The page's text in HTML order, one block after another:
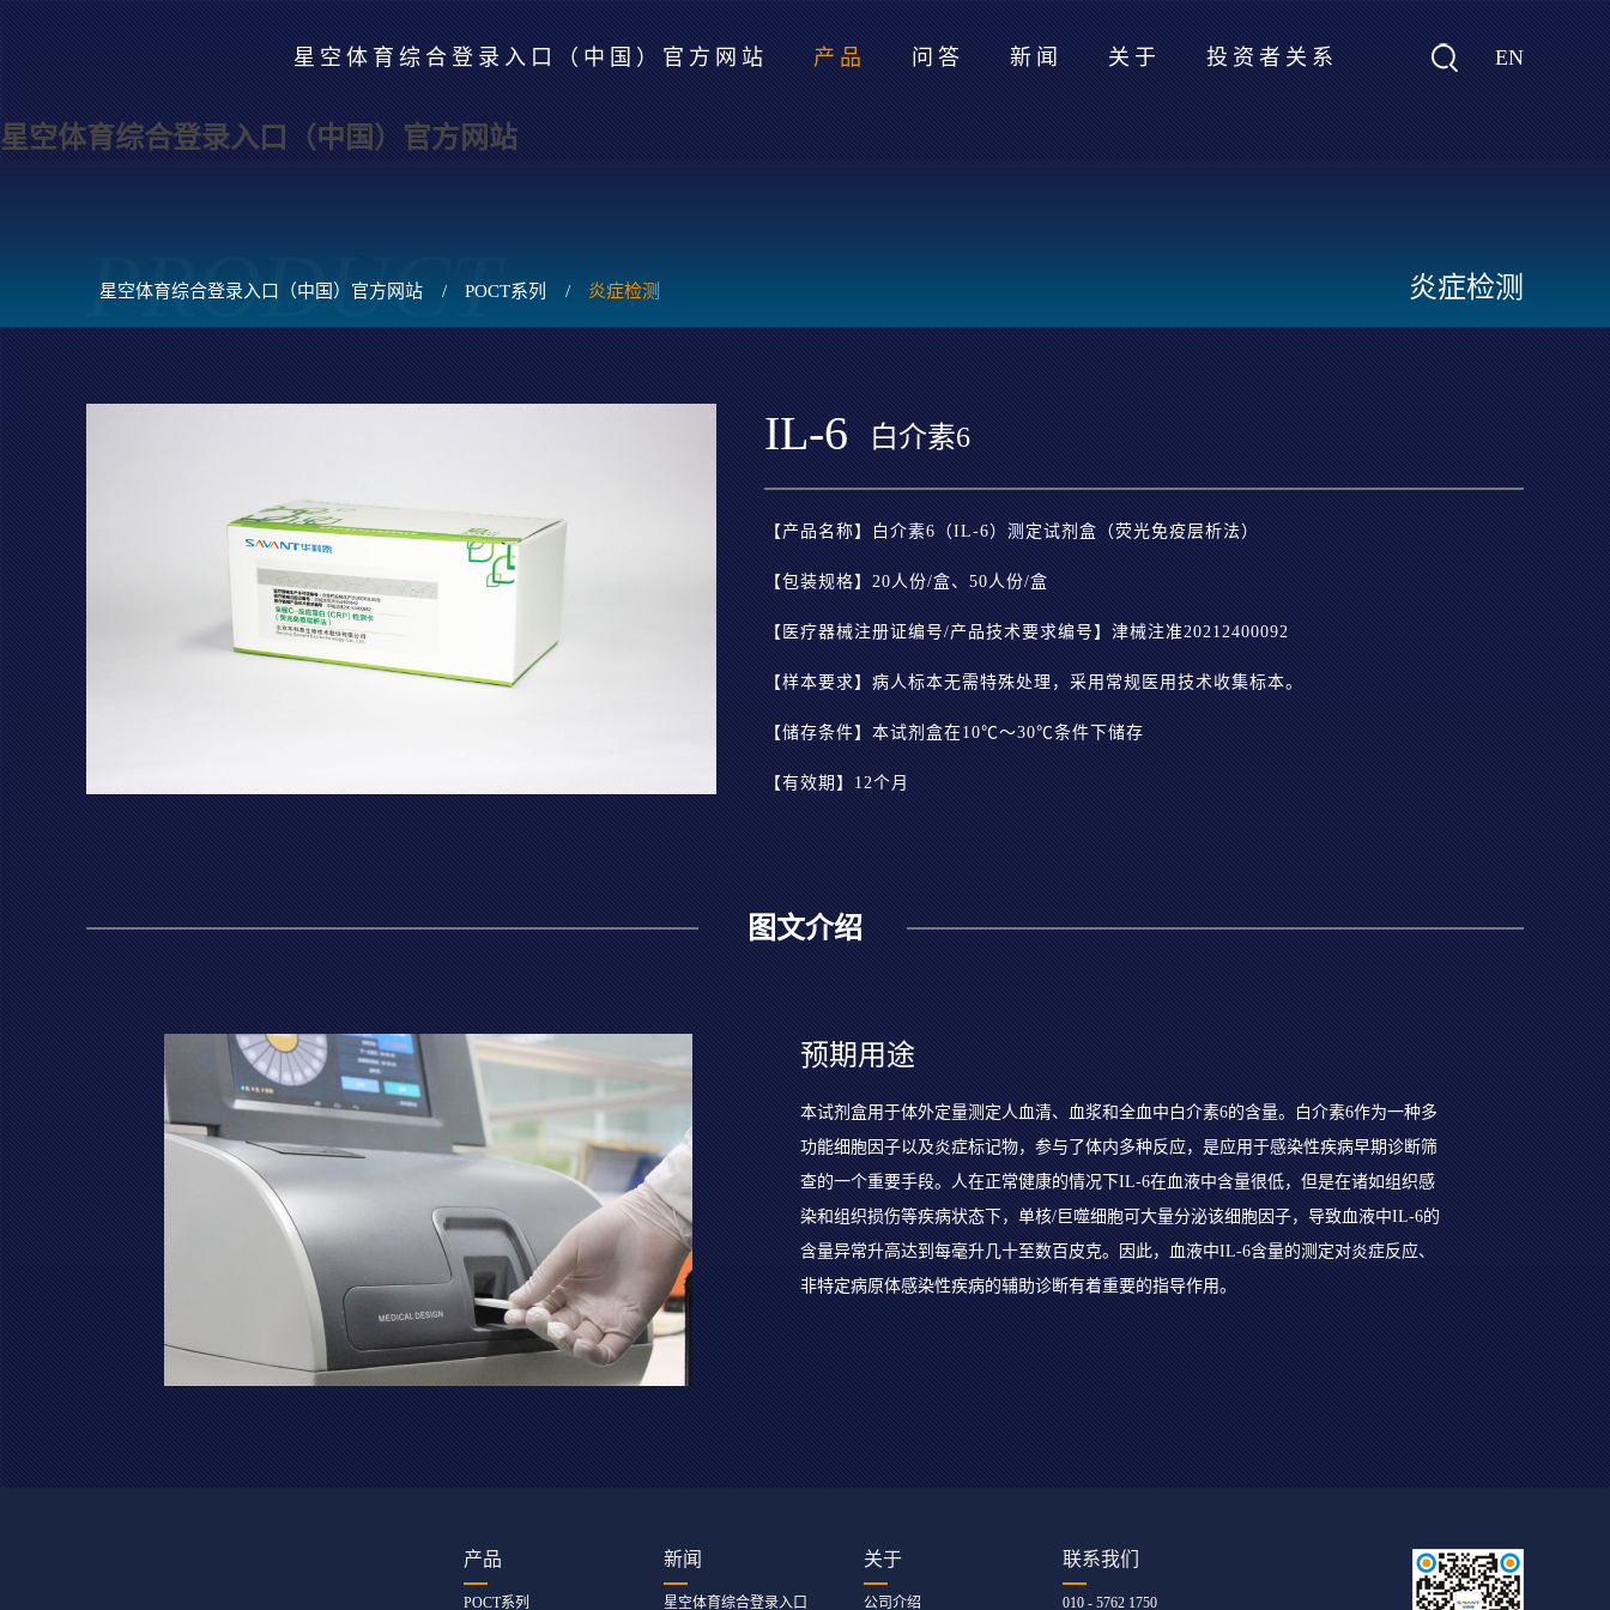
星空体育综合登录入口（中国）官方网站
EN
星空体育综合登录入口（中国）官方网站 产品 问答 新闻 关于 投资者关系
炎症检测
PRODUCT
星空体育综合登录入口（中国）官方网站 / POCT系列 / 炎症检测
IL-6 白介素6
【产品名称】白介素6（IL-6）测定试剂盒（荧光免疫层析法）
【包装规格】20人份/盒、50人份/盒
【医疗器械注册证编号/产品技术要求编号】津械注准20212400092
【样本要求】病人标本无需特殊处理，采用常规医用技术收集标本。
【储存条件】本试剂盒在10℃～30℃条件下储存
【有效期】12个月
图文介绍
预期用途
本试剂盒用于体外定量测定人血清、血浆和全血中白介素6的含量。白介素6作为一种多
功能细胞因子以及炎症标记物，参与了体内多种反应，是应用于感染性疾病早期诊断筛
查的一个重要手段。人在正常健康的情况下IL-6在血液中含量很低，但是在诸如组织感
染和组织损伤等疾病状态下，单核/巨噬细胞可大量分泌该细胞因子，导致血液中IL-6的
含量异常升高达到每毫升几十至数百皮克。因此，血液中IL-6含量的测定对炎症反应、
非特定病原体感染性疾病的辅助诊断有着重要的指导作用。
产品
POCT系列
新闻
星空体育综合登录入口
关于
公司介绍
联系我们
010 - 5762 1750